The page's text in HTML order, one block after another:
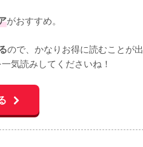
がおすすめ。
ので、かなりお得に読むことが出
気読みしてくださいね！